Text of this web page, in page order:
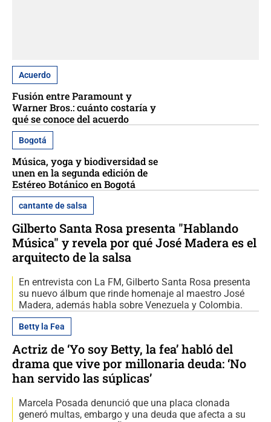
Acuerdo
Fusión entre Paramount y
Warner Bros.: cuánto costaría y
qué se conoce del acuerdo
Bogotá
Música, yoga y biodiversidad se
unen en la segunda edición de
Estéreo Botánico en Bogotá
cantante de salsa
Gilberto Santa Rosa presenta "Hablando
Música" y revela por qué José Madera es el
arquitecto de la salsa
En entrevista con La FM, Gilberto Santa Rosa presenta
su nuevo álbum que rinde homenaje al maestro José
Madera, además habla sobre Venezuela y Colombia.
Betty la Fea
Actriz de ‘Yo soy Betty, la fea’ habló del
drama que vive por millonaria deuda: ‘No
han servido las súplicas’
Marcela Posada denunció que una placa clonada
generó multas, embargo y una deuda que afecta a su